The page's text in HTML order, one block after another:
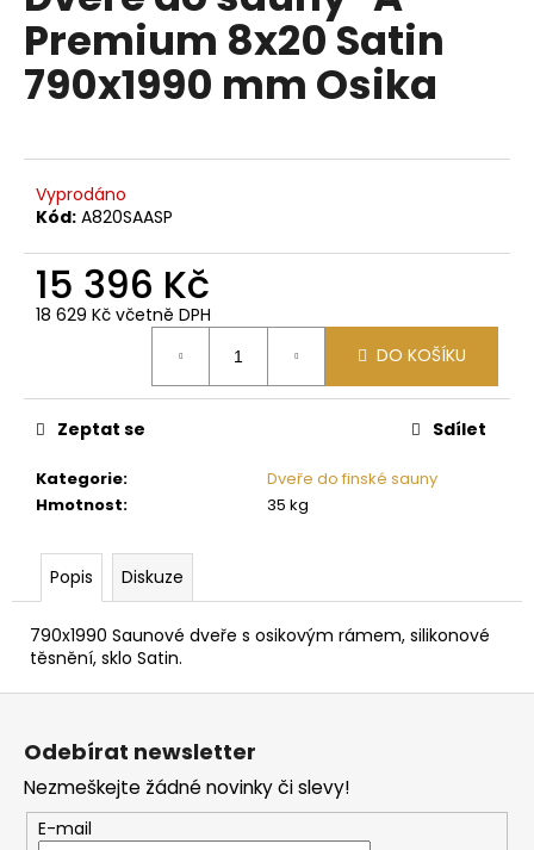
0,0
5
hvězdiček.
Premium 8x20 Satin
790x1990 mm Osika
Vyprodáno
Kód: A820SAASP
15 396 Kč
18 629 Kč včetně DPH
DO KOŠÍKU
Kategorie:
Dveře do finské sauny
Hmotnost: 35 kg
Zeptat se Sdílet
Popis Diskuze
790x1990 Saunové dveře s osikovým rámem, silikonové
těsnění, sklo Satin.
a
j
í
?
o
p
u
m
e
SAUNOVÁ
KAMNA
HARVIA
CILINDRO
PC90
Z
Odebírat newsletter
Nezmeškejte žádné novinky či slevy!
E-mail